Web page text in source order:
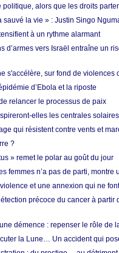
alors que les droits
la vie » : Justin Singo
à un rythme alarmant
d’armes vers Israël entraîne un
s'accélère, sur fond de violences
d’Ebola et la riposte
relancer le processus de paix
elles les centrales
qui résistent contre vents et
?
» remet le polar au goût du jour
femmes n’a pas de parti, montre
et une annexion qui ne
précoce du cancer à
démence : repenser le rôle de
la Lune… Un accident qui